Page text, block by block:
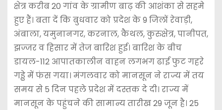
क्षेत्र करीब 20 गांव के ग्रामीण बाढ़ की आशंका से सहमे
हुए हैं। बता दें कि बुधवार को प्रदेश के 9 जिलों रेवाड़ी,
अंबाला, यमुनानगर, करनाल, कैथल, कुरुक्षेत्र, पानीपत,
झज्जर व हिसार में तेज बारिश हुई। बारिश के बीच
डायल-112 आपातकालीन वाहन लगभग ढाई फुट गहरे
गड्ढे में फंस गया। मंगलवार को मानसून ने राज्य में तय
समय से 5 दिन पहले प्रदेश में दस्तक दे दी। राज्य में
मानसून के पहुंचने की सामान्य तारीख 29 जून है। 25